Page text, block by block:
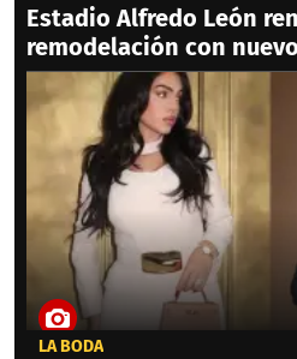
Estadio Alfredo León
remodelación con
LA BODA